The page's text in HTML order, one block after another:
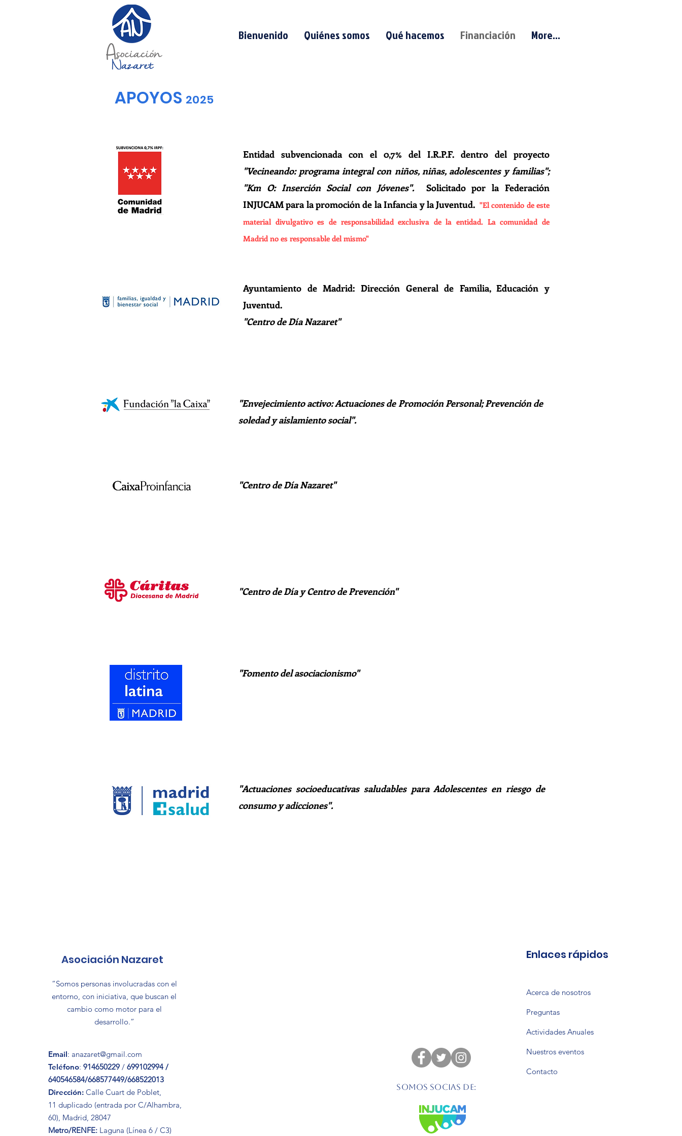
Bienvenido Quiénes somos Qué hacemos Financiación More...
APOYOS 2025
Entidad subvencionada con el 0,7% del I.R.P.F. dentro del proyecto
"Vecineando: programa integral con niños, niñas, adolescentes y familias";
"Km O: Inserción Social con Jóvenes".
Solicitado por la Federación
INJUCAM para la promoción de la Infancia y la Juventud. ​"El contenido de este
material divulgativo es de responsabilidad exclusiva de la entidad. La comunidad de
Madrid no es responsable del mismo"
Ayuntamiento de Madrid: Dirección General de Familia, Educación y
Juventud.
"Centro de Día Nazaret"
"Envejecimiento activo: Actuaciones de Promoción Personal; Prevención de
soledad y aislamiento social".
"Centro de Día Nazaret"
"Centro de Día y Centro de Prevención"
"Fomento del asociacionismo"
"Actuaciones socioeducativas saludables para Adolescentes en riesgo de
consumo y adicciones".
Asociación Nazaret
“Somos personas involucradas con el
entorno, con iniciativa, que buscan el
cambio como motor para el
desarrollo.”
Email: anazaret@gmail.com
Teléfono: 914650229 / 699102994 /
640546584/668577449/668522013
Dirección: Calle Cuart de Poblet,
11 duplicado (entrada por C/Alhambra,
60), Madrid, 28047
Metro/RENFE: Laguna (Línea 6 / C3)
Somos socias de:
Enlaces rápidos
Acerca de nosotros
Preguntas
Actividades Anuales
Nuestros eventos
Contacto